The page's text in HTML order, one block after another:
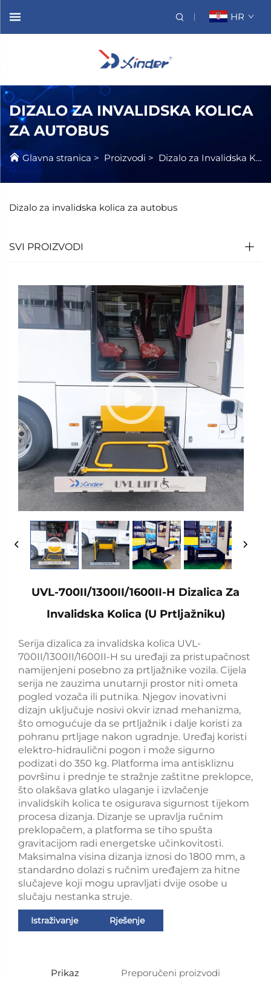
HR
DIZALO ZA INVALIDSKA KOLICA
ZA AUTOBUS
Glavna stranica > Proizvodi > Dizalo za Invalidska Kolicima
Dizalo za invalidska kolica za autobus
SVI PROIZVODI
UVL-700II/1300II/1600II-H Dizalica Za
Invalidska Kolica (U Prtljažniku)
Serija dizalica za invalidska kolica UVL-
700II/1300II/1600II-H su uređaji za pristupačnost
namijenjeni posebno za prtljažnike vozila. Cijela
serija ne zauzima unutarnji prostor niti ometa
pogled vozača ili putnika. Njegov inovativni
dizajn uključuje nosivi okvir iznad mehanizma,
što omogućuje da se prtljažnik i dalje koristi za
pohranu prtljage nakon ugradnje. Uređaj koristi
elektro-hidraulični pogon i može sigurno
podizati do 350 kg. Platforma ima antiskliznu
površinu i prednje te stražnje zaštitne preklopce,
što olakšava glatko ulaganje i izvlačenje
invalidskih kolica te osigurava sigurnost tijekom
procesa dizanja. Dizanje se upravlja ručnim
preklopačem, a platforma se tiho spušta
gravitacijom radi energetske učinkovitosti.
Maksimalna visina dizanja iznosi do 1800 mm, a
standardno dolazi s ručnim uređajem za hitne
slučajeve koji mogu upravljati dvije osobe u
slučaju nestanka struje.
Istraživanje Rješenje
Prikaz Preporučeni proizvodi